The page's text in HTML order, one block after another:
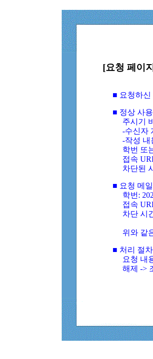
[요청 페이
■ 요청하
■ 정상 사
주시기
-수신자
-작성 내
학번 또
접속
차단된
■ 요청 메
학번:
접속
차단 시
위와 같
■ 처리 절차
요청 내
해제 ->